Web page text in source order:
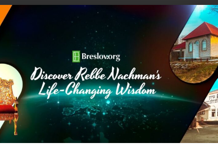
אחרי הארוחה, או ארטיק קינוח מושלם. אני מקפיאה אותם
או כזה של ארטיקים ולהוסיף מקל, ככה מקבלים את המנה
שהחג העמוס הזה מציע לנו!